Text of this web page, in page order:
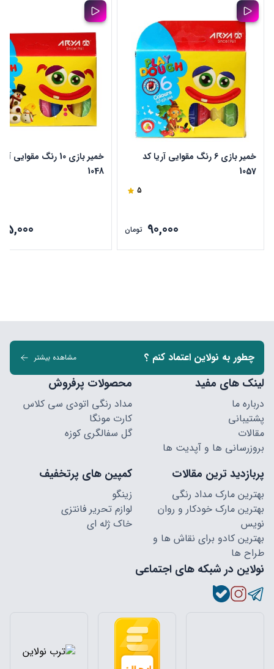
خمیر بازی 6 رنگ مقوایی آریا کد
1057
5
90,000 تومان
خمیر بازی 10 رنگ مقوایی
1048
چطور به نولاین اعتماد کنم ؟ مشاهده بیشتر
لینک های مفید
درباره ما
پشتیبانی
مقالات
بروزرسانی ها و آپدیت ها
محصولات پرفروش
مداد رنگی اتودی سی کلاس
کارت مونگا
گل سفالگری کوزه
پربازدید ترین مقالات
بهترین مارک مداد رنگی
بهترین مارک خودکار و روان
نویس
بهترین کادو برای نقاش ها و
طراح ها
کمپین های پرتخفیف
زینگو
لوازم تحریر فانتزی
خاک ژله ای
نولاین در شبکه های اجتماعی